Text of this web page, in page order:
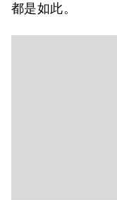
都是如此。